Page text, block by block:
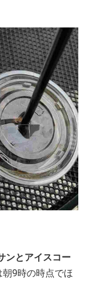
ンとアイスコー
9時の時点でほ